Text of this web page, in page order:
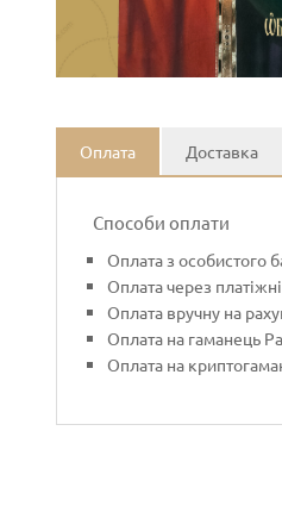
Оплата Доставка
Способи оплати
Оплата з особистого
Оплата через
Оплата вручну на
Оплата на гаманець
Оплата на